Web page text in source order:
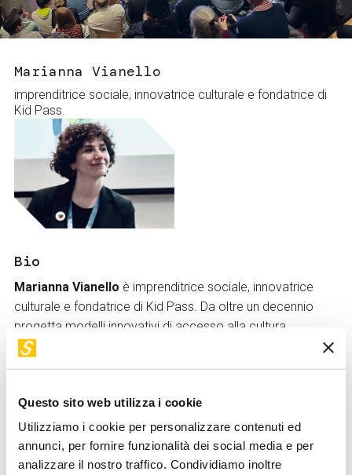
Questo sito web utilizza i cookie
Utilizziamo i cookie per personalizzare contenuti ed
annunci, per fornire funzionalità dei social media e per
analizzare il nostro traffico. Condividiamo inoltre
Servizi e accessibilità
Contatti
Biglietti
Marianna Vianello
imprenditrice sociale, innovatrice culturale e fondatrice di
Kid Pass.
Bio
Marianna Vianello è imprenditrice sociale, innovatrice
culturale e fondatrice di Kid Pass. Da oltre un decennio
progetta modelli innovativi di accesso alla cultura,
costruendo un ecosistema nazionale che connette
famiglie, musei, istituzioni culturali ed educatori. Un
edutainment e progettazione culturale, con un approccio
orientato all'impatto e alla costruzione di reti collaborative
pubblico-private.